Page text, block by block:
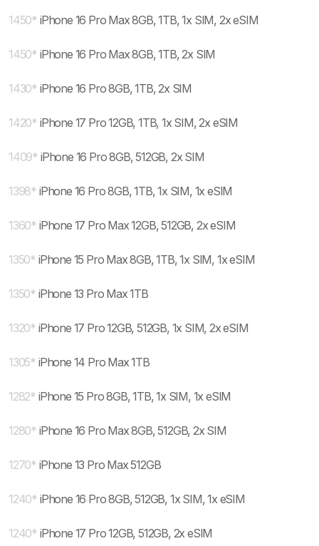
1450* iPhone 16 Pro Max 8GB, 1TB, 1x SIM, 2x eSIM
1450* iPhone 16 Pro Max 8GB, 1TB, 2x SIM
1430* iPhone 16 Pro 8GB, 1TB, 2x SIM
1420* iPhone 17 Pro 12GB, 1TB, 1x SIM, 2x eSIM
1409* iPhone 16 Pro 8GB, 512GB, 2x SIM
1398* iPhone 16 Pro 8GB, 1TB, 1x SIM, 1x eSIM
1360* iPhone 17 Pro Max 12GB, 512GB, 2x eSIM
1350* iPhone 15 Pro Max 8GB, 1TB, 1x SIM, 1x eSIM
1350* iPhone 13 Pro Max 1TB
1320* iPhone 17 Pro 12GB, 512GB, 1x SIM, 2x eSIM
1305* iPhone 14 Pro Max 1TB
1282* iPhone 15 Pro 8GB, 1TB, 1x SIM, 1x eSIM
1280* iPhone 16 Pro Max 8GB, 512GB, 2x SIM
1270* iPhone 13 Pro Max 512GB
1240* iPhone 16 Pro 8GB, 512GB, 1x SIM, 1x eSIM
1240* iPhone 17 Pro 12GB, 512GB, 2x eSIM